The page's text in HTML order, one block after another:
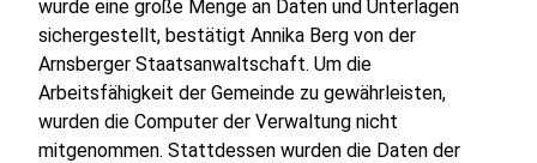
wurde eine große Menge an Daten und Unterlagen
sichergestellt, bestätigt Annika Berg von der
Arnsberger Staatsanwaltschaft. Um die
Arbeitsfähigkeit der Gemeinde zu gewährleisten,
wurden die Computer der Verwaltung nicht
mitgenommen. Stattdessen wurden die Daten der